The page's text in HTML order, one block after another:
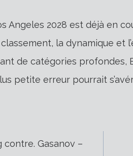
Angeles 2028 est déjà en
la dynamique et
de catégories profondes,
petite erreur pourrait
contre. Gasanov –